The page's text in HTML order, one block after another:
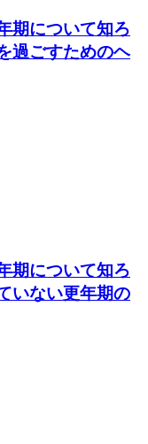
期について知ろ
過ごすためのヘ
期について知ろ
いない更年期の